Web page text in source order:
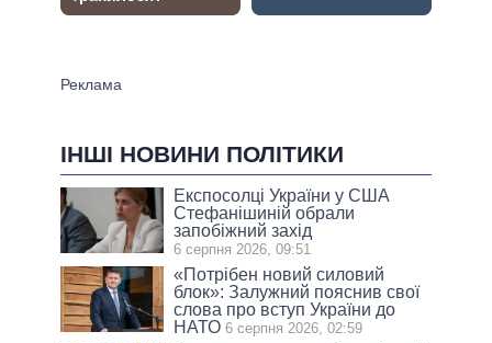
ІНШІ НОВИНИ ПОЛІТИКИ
Експосолці України у США
Стефанішиній обрали
запобіжний захід
6 серпня 2026, 09:51
«Потрібен новий силовий
блок»: Залужний пояснив свої
слова про вступ України до
НАТО 6 серпня 2026, 02:59